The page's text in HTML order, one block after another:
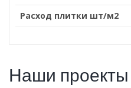
Расход плитки шт/м2
Наши проекты